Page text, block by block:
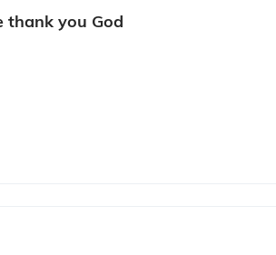
thank you God